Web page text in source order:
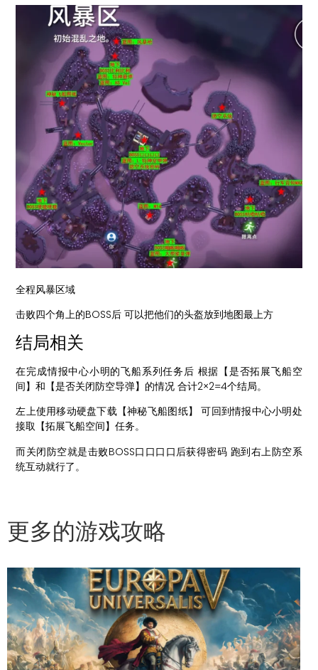
全程风暴区域
击败四个角上的BOSS后 可以把他们的头盔放到地图最上方
结局相关
在完成情报中心小明的飞船系列任务后 根据【是否拓展飞船空
间】和【是否关闭防空导弹】的情况 合计2×2=4个结局。
左上使用移动硬盘下载【神秘飞船图纸】 可回到情报中心小明处
接取【拓展飞船空间】任务。
而关闭防空就是击败BOSS口口口口后获得密码 跑到右上防空系
统互动就行了。
更多的游戏攻略